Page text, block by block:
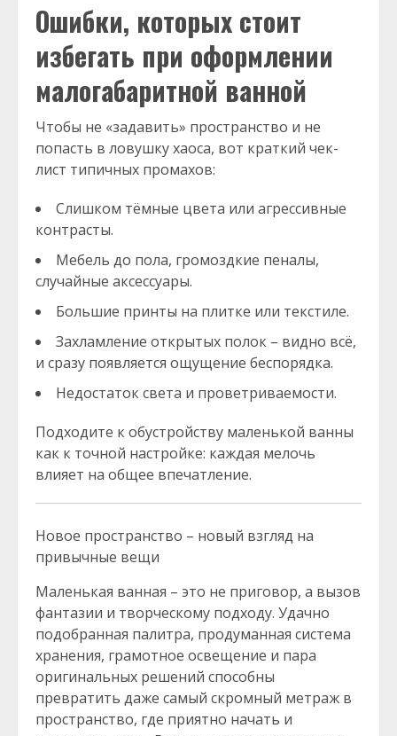
Ошибки, которых стоит
избегать при оформлении
малогабаритной ванной
Чтобы не «задавить» пространство и не
попасть в ловушку хаоса, вот краткий чек-
лист типичных промахов:
Слишком тёмные цвета или агрессивные
контрасты.
Мебель до пола, громоздкие пеналы,
случайные аксессуары.
Большие принты на плитке или текстиле.
Захламление открытых полок – видно всё,
и сразу появляется ощущение беспорядка.
Недостаток света и проветриваемости.
Подходите к обустройству маленькой ванны
как к точной настройке: каждая мелочь
влияет на общее впечатление.
Новое пространство – новый взгляд на
привычные вещи
Маленькая ванная – это не приговор, а вызов
фантазии и творческому подходу. Удачно
подобранная палитра, продуманная система
хранения, грамотное освещение и пара
оригинальных решений способны
превратить даже самый скромный метраж в
пространство, где приятно начать и